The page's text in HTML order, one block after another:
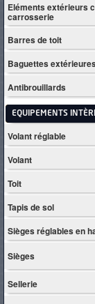
Eléments extérieurs
carrosserie
Barres de toit
Baguettes
Antibrouillards
EQUIPEMENTS
Volant réglable
Volant
Toit
Tapis de sol
Sièges réglables en
Sièges
Sellerie